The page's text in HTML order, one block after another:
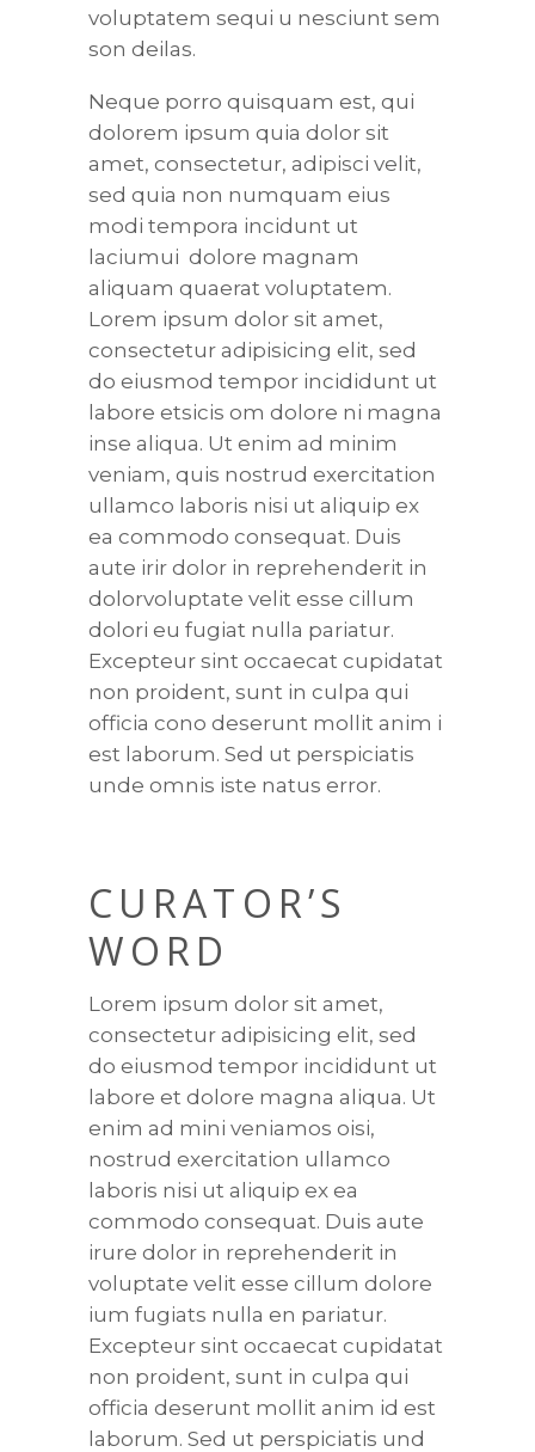
voluptatem sequi u nesciunt sem
son deilas.
Neque porro quisquam est, qui
dolorem ipsum quia dolor sit
amet, consectetur, adipisci velit,
sed quia non numquam eius
modi tempora incidunt ut
laciumui dolore magnam
aliquam quaerat voluptatem.
Lorem ipsum dolor sit amet,
consectetur adipisicing elit, sed
do eiusmod tempor incididunt ut
labore etsicis om dolore ni magna
inse aliqua. Ut enim ad minim
veniam, quis nostrud exercitation
ullamco laboris nisi ut aliquip ex
ea commodo consequat. Duis
aute irir dolor in reprehenderit in
dolorvoluptate velit esse cillum
dolori eu fugiat nulla pariatur.
Excepteur sint occaecat cupidatat
non proident, sunt in culpa qui
officia cono deserunt mollit anim i
est laborum. Sed ut perspiciatis
unde omnis iste natus error.
CURATOR’S
WORD
Lorem ipsum dolor sit amet,
consectetur adipisicing elit, sed
do eiusmod tempor incididunt ut
labore et dolore magna aliqua. Ut
enim ad mini veniamos oisi,
nostrud exercitation ullamco
laboris nisi ut aliquip ex ea
commodo consequat. Duis aute
irure dolor in reprehenderit in
voluptate velit esse cillum dolore
ium fugiats nulla en pariatur.
Excepteur sint occaecat cupidatat
non proident, sunt in culpa qui
officia deserunt mollit anim id est
laborum. Sed ut perspiciatis und